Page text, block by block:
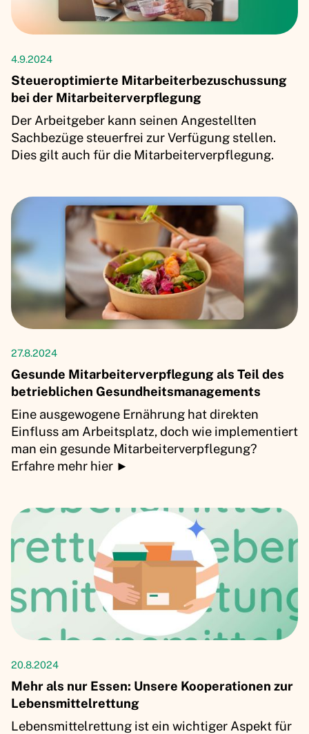
4.9.2024
Steueroptimierte Mitarbeiterbezuschussung
bei der Mitarbeiterverpflegung
Der Arbeitgeber kann seinen Angestellten
Sachbezüge steuerfrei zur Verfügung stellen.
Dies gilt auch für die Mitarbeiterverpflegung.
27.8.2024
Gesunde Mitarbeiterverpflegung als Teil des
betrieblichen Gesundheitsmanagements
Eine ausgewogene Ernährung hat direkten
Einfluss am Arbeitsplatz, doch wie implementiert
man ein gesunde Mitarbeiterverpflegung?
Erfahre mehr hier ►
20.8.2024
Mehr als nur Essen: Unsere Kooperationen zur
Lebensmittelrettung
Lebensmittelrettung ist ein wichtiger Aspekt für